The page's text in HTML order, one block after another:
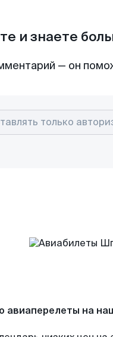
и знаете
— он
авиаперелеты на